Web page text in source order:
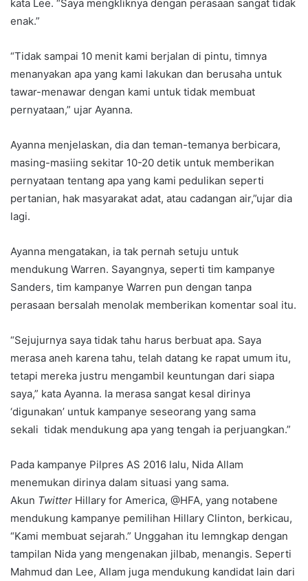
kata Lee. “Saya mengkliknya dengan perasaan sangat tidak
enak.”
“Tidak sampai 10 menit kami berjalan di pintu, timnya
menanyakan apa yang kami lakukan dan berusaha untuk
tawar-menawar dengan kami untuk tidak membuat
pernyataan,” ujar Ayanna.
Ayanna menjelaskan, dia dan teman-temanya berbicara,
masing-masiing sekitar 10-20 detik untuk memberikan
pernyataan tentang apa yang kami pedulikan seperti
pertanian, hak masyarakat adat, atau cadangan air,”ujar dia
lagi.
Ayanna mengatakan, ia tak pernah setuju untuk
mendukung Warren. Sayangnya, seperti tim kampanye
Sanders, tim kampanye Warren pun dengan tanpa
perasaan bersalah menolak memberikan komentar soal itu.
“Sejujurnya saya tidak tahu harus berbuat apa. Saya
merasa aneh karena tahu, telah datang ke rapat umum itu,
tetapi mereka justru mengambil keuntungan dari siapa
saya,” kata Ayanna. Ia merasa sangat kesal dirinya
‘digunakan’ untuk kampanye seseorang yang sama
sekali tidak mendukung apa yang tengah ia perjuangkan.”
Pada kampanye Pilpres AS 2016 lalu, Nida Allam
menemukan dirinya dalam situasi yang sama.
Akun Twitter Hillary for America, @HFA, yang notabene
mendukung kampanye pemilihan Hillary Clinton, berkicau,
“Kami membuat sejarah.” Unggahan itu lemngkap dengan
tampilan Nida yang mengenakan jilbab, menangis. Seperti
Mahmud dan Lee, Allam juga mendukung kandidat lain dari